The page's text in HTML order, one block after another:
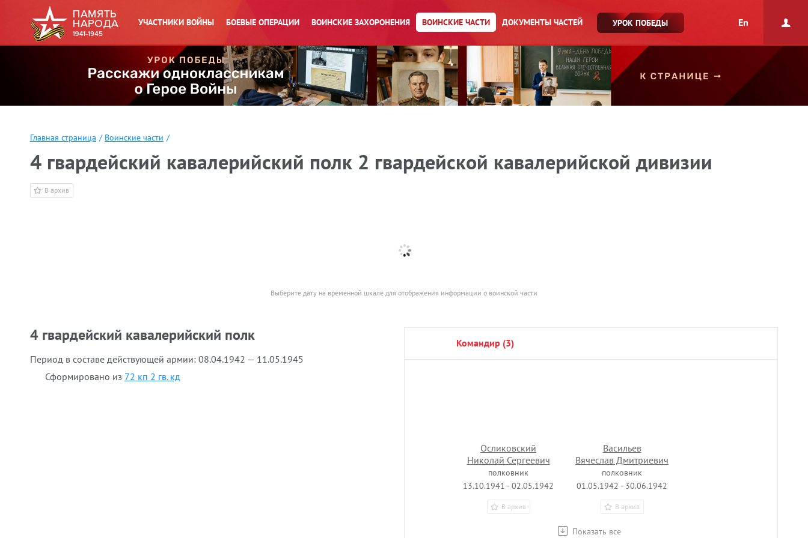
УЧАСТНИКИ ВОЙНЫ БОЕВЫЕ ОПЕРАЦИИ ВОИНСКИЕ ЗАХОРОНЕНИЯ ВОИНСКИЕ ЧАСТИ ДОКУМЕНТЫ ЧАСТЕЙ УРОК ПОБЕДЫ En
Главная страница / Воинские части /
4 гвардейский кавалерийский полк 2 гвардейской кавалерийской дивизии
В архив
Выберите дату на временной шкале для отображения информации о воинской части
4 гвардейский кавалерийский полк
Период в составе действующей армии: 08.04.1942 — 11.05.1945
Сформировано из 72 кп 2 гв. кд
командир (3)
Показать все
Осликовский
Николай Сергеевич
полковник
13.10.1941 - 02.05.1942
В архив
Васильев
Вячеслав Дмитриевич
полковник
01.05.1942 - 30.06.1942
В архив